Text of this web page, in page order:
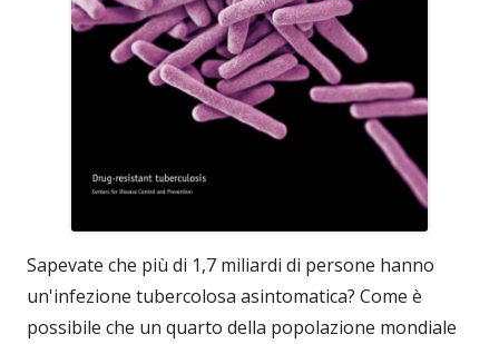
Sapevate che più di 1,7 miliardi di persone hanno
un'infezione tubercolosa asintomatica? Come è
possibile che un quarto della popolazione mondiale